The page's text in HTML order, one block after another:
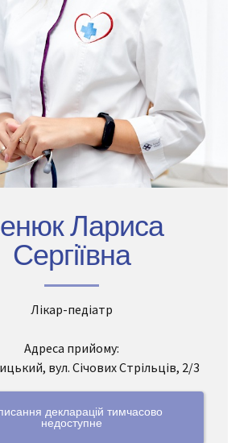
Лариса
Сергіївна
Лікар-педіатр
Адреса прийому:
вул. Січових Стрільців, 2/3
декларацій тимчасово
недоступне